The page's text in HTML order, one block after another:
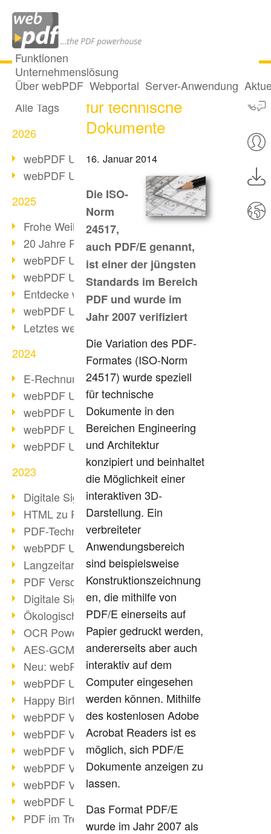
Funktionen
Unternehmenslösung
Über webPDF Webportal Server-Anwendung
Alle Beiträge
Alle Tags
2026
webPDF Update 10.0.5
webPDF Update 10.0.4
2025
Frohe Weihnachten & Auszeit
20 Jahre PDF/A
webPDF Update 10.0.3
webPDF Update 10.0.2
Entdecke webPDF 10
webPDF Update 9.0.0.3655
Letztes webPDF 8 Update
2024
E-Rechnungsstellung ab 2025
webPDF Update 9.0.0.3584
webPDF Update 9.0.0.3479
webPDF Update 9.0.0.3361
webPDF Update 9.0.0.3264
2023
Digitale Signatur in PDF
HTML zu PDF
PDF-Techniken für Barrierefreiheit
webPDF Update 9.0.0.3149
Langzeitarchivierung mit PDF/A
PDF Verschlüsselung
Digitale Signaturen
Ökologischen Abdruck reduzieren
OCR Power für Profis
AES-GCM-Unterstützung (PDF 2.0)
Neu: webPDF Developer Hub
webPDF Update 9.0.0.2898
Happy Birthday, PDF!
webPDF Video-Session 4
webPDF Video-Session 3
webPDF Video-Session 2
webPDF Video-Session 1
webPDF Video-Session Termine
webPDF Update 9.0.0.2843
PDF im Trend
ISO-Norm 24517
für technische
Dokumente
16. Januar 2014
Die ISO-
Norm
24517,
auch PDF/E genannt,
ist einer der jüngsten
Standards im Bereich
PDF und wurde im
Jahr 2007 verifiziert
Die Variation des PDF-
Formates (ISO-Norm
24517) wurde speziell
für technische
Dokumente in den
Bereichen Engineering
und Architektur
konzipiert und beinhaltet
die Möglichkeit einer
interaktiven 3D-
Darstellung. Ein
verbreiteter
Anwendungsbereich
sind beispielsweise
Konstruktionszeichnung
en, die mithilfe von
PDF/E einerseits auf
Papier gedruckt werden,
andererseits aber auch
interaktiv auf dem
Computer eingesehen
werden können. Mithilfe
des kostenlosen Adobe
Acrobat Readers ist es
möglich, sich PDF/E
Dokumente anzeigen zu
lassen.
Das Format PDF/E
wurde im Jahr 2007 als